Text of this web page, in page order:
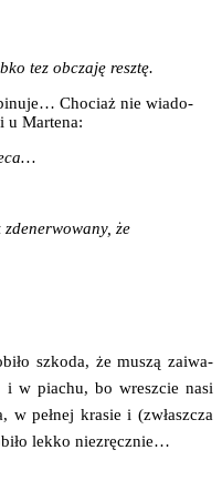
tez obcza­ję resztę.
Cho­ciaż nie wia­do­
u Martena:
że
szko­da, że muszą zaiwa­
i w pia­chu, bo wresz­cie nasi
w peł­nej kra­sie i (zwłasz­cza
lek­ko niezręcznie…